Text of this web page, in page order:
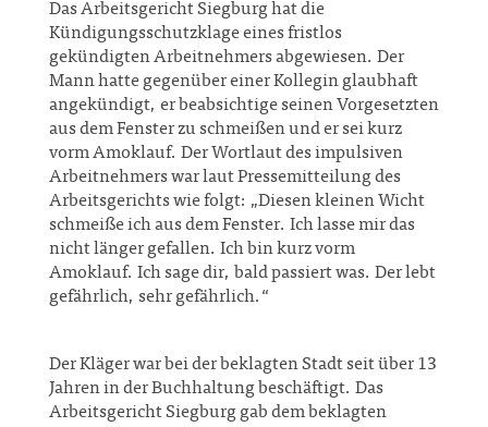
Das Arbeitsgericht Siegburg hat die
Kündigungsschutzklage eines fristlos
gekündigten Arbeitnehmers abgewiesen. Der
Mann hatte gegenüber einer Kollegin glaubhaft
angekündigt, er beabsichtige seinen Vorgesetzten
aus dem Fenster zu schmeißen und er sei kurz
vorm Amoklauf. Der Wortlaut des impulsiven
Arbeitnehmers war laut Pressemitteilung des
Arbeitsgerichts wie folgt: „Diesen kleinen Wicht
schmeiße ich aus dem Fenster. Ich lasse mir das
nicht länger gefallen. Ich bin kurz vorm
Amoklauf. Ich sage dir, bald passiert was. Der lebt
gefährlich, sehr gefährlich.“
Der Kläger war bei der beklagten Stadt seit über 13
Jahren in der Buchhaltung beschäftigt. Das
Arbeitsgericht Siegburg gab dem beklagten